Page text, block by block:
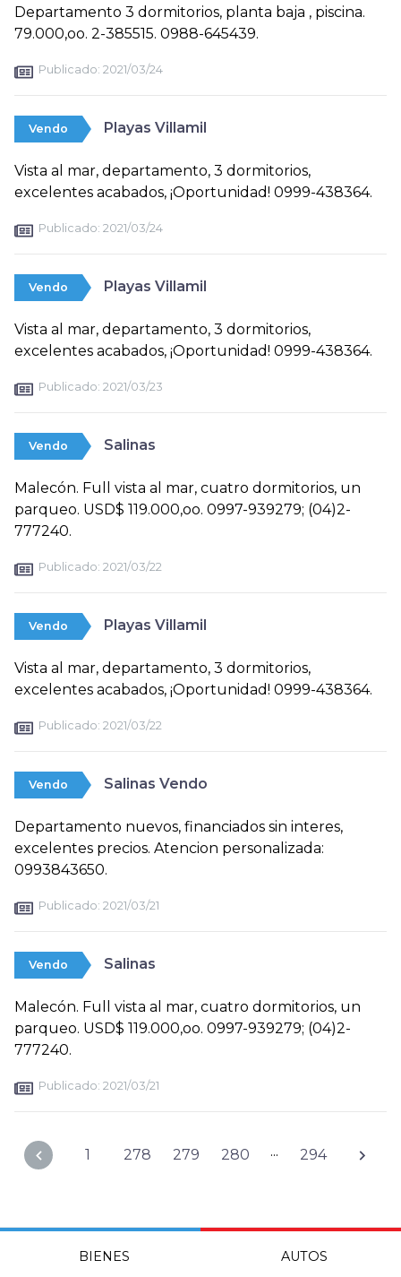
Departamento 3 dormitorios, planta baja , piscina.
79.000,oo. 2-385515. 0988-645439.
Publicado: 2021/03/24
Vendo Playas Villamil
Vista al mar, departamento, 3 dormitorios,
excelentes acabados, ¡Oportunidad! 0999-438364.
Publicado: 2021/03/24
Vendo Playas Villamil
Vista al mar, departamento, 3 dormitorios,
excelentes acabados, ¡Oportunidad! 0999-438364.
Publicado: 2021/03/23
Vendo Salinas
Malecón. Full vista al mar, cuatro dormitorios, un
parqueo. USD$ 119.000,oo. 0997-939279; (04)2-
777240.
Publicado: 2021/03/22
Vendo Playas Villamil
Vista al mar, departamento, 3 dormitorios,
excelentes acabados, ¡Oportunidad! 0999-438364.
Publicado: 2021/03/22
Vendo Salinas Vendo
Departamento nuevos, financiados sin interes,
excelentes precios. Atencion personalizada:
0993843650.
Publicado: 2021/03/21
Vendo Salinas
Malecón. Full vista al mar, cuatro dormitorios, un
parqueo. USD$ 119.000,oo. 0997-939279; (04)2-
777240.
Publicado: 2021/03/21
1 278 279 280 ... 294
BIENES AUTOS